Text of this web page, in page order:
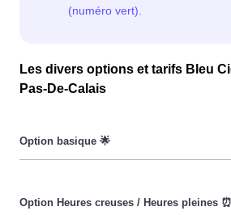
Les divers options et tarifs Bleu
Pas-De-Calais
date, ni de l'heure, que ce soit à